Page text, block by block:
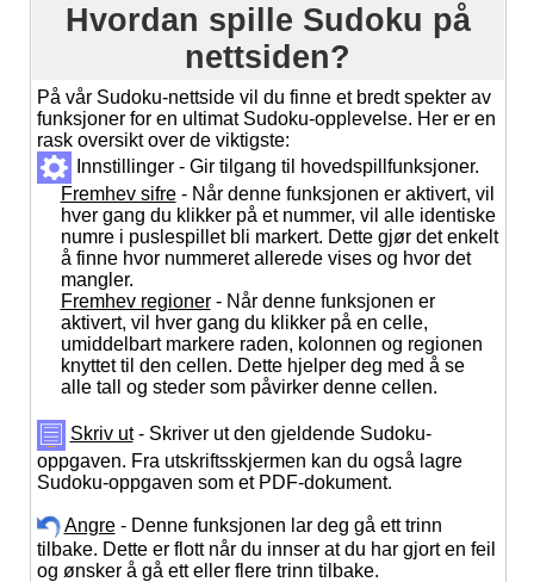
Hvordan spille Sudoku på
nettsiden?
På vår Sudoku-nettside vil du finne et bredt spekter av
funksjoner for en ultimat Sudoku-opplevelse. Her er en
rask oversikt over de viktigste:
Innstillinger - Gir tilgang til hovedspillfunksjoner.
Fremhev sifre- Når denne funksjonen er aktivert, vil
hver gang du klikker på et nummer, vil alle identiske
numre i puslespillet bli markert. Dette gjør det enkelt
å finne hvor nummeret allerede vises og hvor det
mangler.
Fremhev regioner- Når denne funksjonen er
aktivert, vil hver gang du klikker på en celle,
umiddelbart markere raden, kolonnen og regionen
knyttet til den cellen. Dette hjelper deg med å se
alle tall og steder som påvirker denne cellen.
Skriv ut- Skriver ut den gjeldende Sudoku-
oppgaven. Fra utskriftsskjermen kan du også lagre
Sudoku-oppgaven som et PDF-dokument.
Angre- Denne funksjonen lar deg gå ett trinn
tilbake. Dette er flott når du innser at du har gjort en feil
og ønsker å gå ett eller flere trinn tilbake.